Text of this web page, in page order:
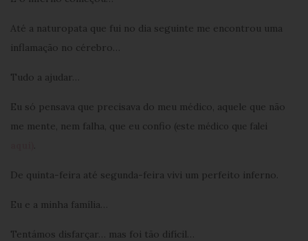
Até a naturopata que fui no dia seguinte me encontrou uma
inflamação no cérebro…
Tudo a ajudar…
Eu só pensava que precisava do meu médico, aquele que não
me mente, nem falha, que eu confio (este médico que falei
.
De quinta-feira até segunda-feira vivi um perfeito inferno.
Eu e a minha família…
Tentámos disfarçar… mas foi tão difícil…